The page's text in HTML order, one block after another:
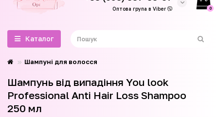
Оптова група в Viber 0
Каталог
Шампуні для волосся
Шампунь від випадіння You look
Professional Anti Hair Loss Shampoo
250 мл